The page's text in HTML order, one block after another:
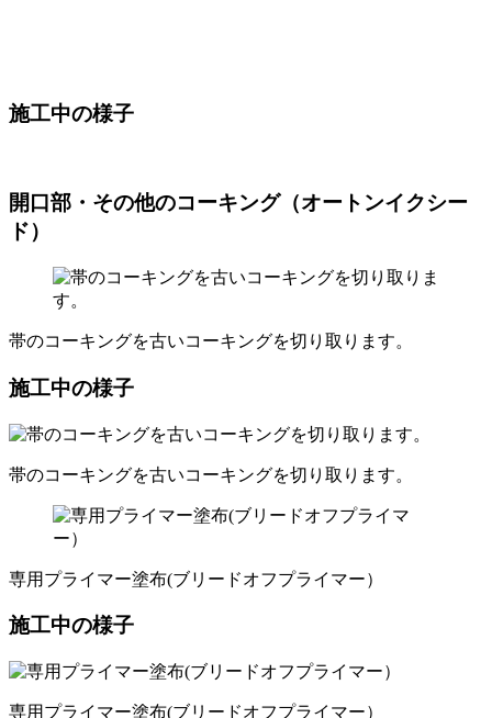
施工中の様子
開口部・その他のコーキング（オートンイクシー
ド）
帯のコーキングを古いコーキングを切り取ります。
施工中の様子
帯のコーキングを古いコーキングを切り取ります。
専用プライマー塗布(ブリードオフプライマー）
施工中の様子
専用プライマー塗布(ブリードオフプライマー）